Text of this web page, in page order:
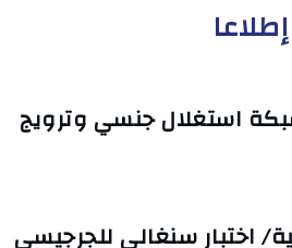
استغلال جنسي وترويج
اختبار سنغالي للجرجيسي